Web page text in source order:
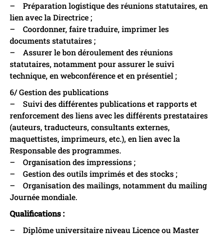
– Préparation logistique des réunions statutaires, en
lien avec la Directrice ;
– Coordonner, faire traduire, imprimer les
documents statutaires ;
– Assurer le bon déroulement des réunions
statutaires, notamment pour assurer le suivi
technique, en webconférence et en présentiel ;
6/ Gestion des publications
– Suivi des différentes publications et rapports et
renforcement des liens avec les différents prestataires
(auteurs, traducteurs, consultants externes,
maquettistes, imprimeurs, etc.), en lien avec la
Responsable des programmes.
– Organisation des impressions ;
– Gestion des outils imprimés et des stocks ;
– Organisation des mailings, notamment du mailing
Journée mondiale.
Qualifications :
– Diplôme universitaire niveau Licence ou Master